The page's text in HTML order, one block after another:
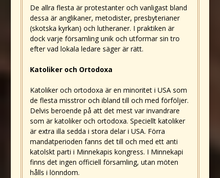
De allra flesta är protestanter och vanligast bland
dessa är anglikaner, metodister, presbyterianer
(skotska kyrkan) och lutheraner. I praktiken är
dock varje församling unik och utformar sin tro
efter vad lokala ledare säger är rätt.
Katoliker och Ortodoxa
Katoliker och ortodoxa är en minoritet i USA som
de flesta misstror och ibland till och med förföljer.
Delvis beroende på att det mest var invandrare
som är katoliker och ortodoxa. Speciellt katoliker
är extra illa sedda i stora delar i USA. Förra
mandatperioden fanns det till och med ett anti
katolskt parti i Minnekapis kongress. I Minnekapi
finns det ingen officiell församling, utan möten
hålls i lönndom.